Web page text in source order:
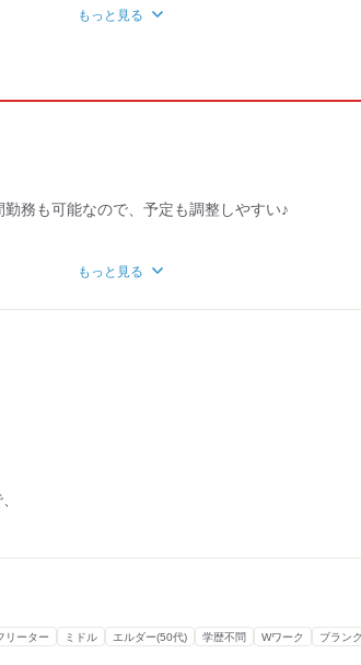
もっと見る
務も可能なので、予定も調整しやすい♪
のシフトを調整できます！
レゼント！
ェックして
ているスタッフさん
もっと見る
リーター ミドル エルダー(50代) 学歴不問 Wワーク ブランク